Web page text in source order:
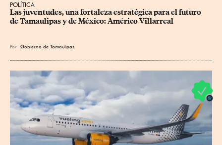
POLÍTICA
Las juventudes, una fortaleza estratégica para el futuro
de Tamaulipas y de México: Américo Villarreal
Por Gobierno de Tamaulipas